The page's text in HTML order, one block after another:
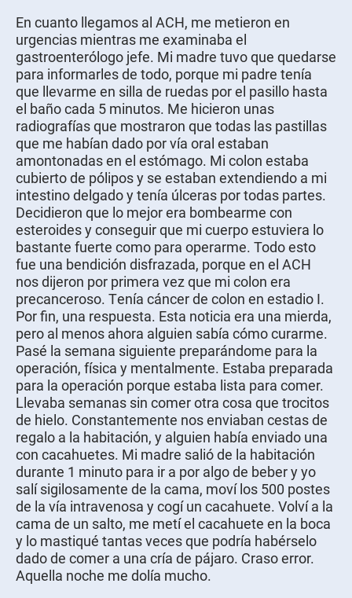
En cuanto llegamos al ACH, me metieron en
urgencias mientras me examinaba el
gastroenterólogo jefe. Mi madre tuvo que quedarse
para informarles de todo, porque mi padre tenía
que llevarme en silla de ruedas por el pasillo hasta
el baño cada 5 minutos. Me hicieron unas
radiografías que mostraron que todas las pastillas
que me habían dado por vía oral estaban
amontonadas en el estómago. Mi colon estaba
cubierto de pólipos y se estaban extendiendo a mi
intestino delgado y tenía úlceras por todas partes.
Decidieron que lo mejor era bombearme con
esteroides y conseguir que mi cuerpo estuviera lo
bastante fuerte como para operarme. Todo esto
fue una bendición disfrazada, porque en el ACH
nos dijeron por primera vez que mi colon era
precanceroso. Tenía cáncer de colon en estadio I.
Por fin, una respuesta. Esta noticia era una mierda,
pero al menos ahora alguien sabía cómo curarme.
Pasé la semana siguiente preparándome para la
operación, física y mentalmente. Estaba preparada
para la operación porque estaba lista para comer.
Llevaba semanas sin comer otra cosa que trocitos
de hielo. Constantemente nos enviaban cestas de
regalo a la habitación, y alguien había enviado una
con cacahuetes. Mi madre salió de la habitación
durante 1 minuto para ir a por algo de beber y yo
salí sigilosamente de la cama, moví los 500 postes
de la vía intravenosa y cogí un cacahuete. Volví a la
cama de un salto, me metí el cacahuete en la boca
y lo mastiqué tantas veces que podría habérselo
dado de comer a una cría de pájaro. Craso error.
Aquella noche me dolía mucho.